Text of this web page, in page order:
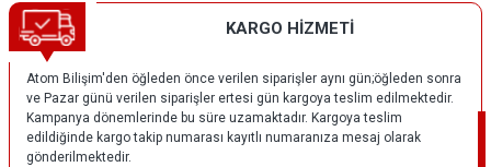
KARGO HİZMETİ
Atom Bilişim'den öğleden önce verilen siparişler aynı gün;öğleden sonra
ve Pazar günü verilen siparişler ertesi gün kargoya teslim edilmektedir.
Kampanya dönemlerinde bu süre uzamaktadır. Kargoya teslim
edildiğinde kargo takip numarası kayıtlı numaranıza mesaj olarak
gönderilmektedir.